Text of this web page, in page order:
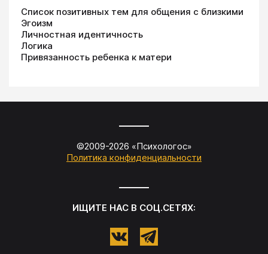
Список позитивных тем для общения с близкими
Эгоизм
Личностная идентичность
Логика
Привязанность ребенка к матери
©2009-2026 «Психологос»
Политика конфиденциальности
ИЩИТЕ НАС В СОЦ.СЕТЯХ: